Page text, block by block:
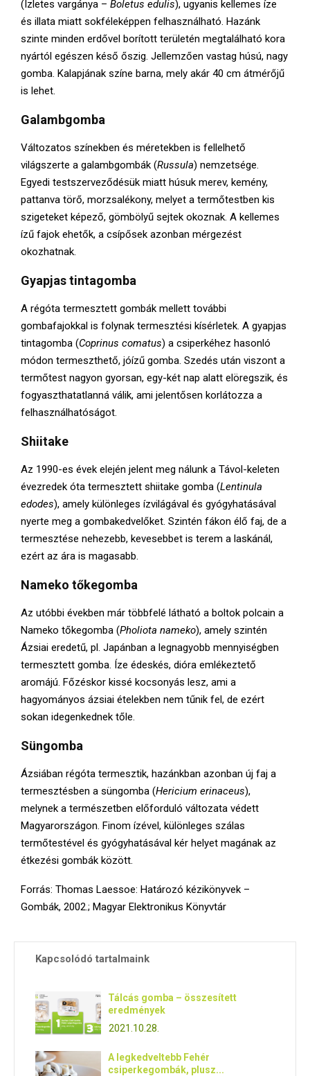
(Ízletes vargánya – Boletus edulis), ugyanis kellemes íze
és illata miatt sokféleképpen felhasználható. Hazánk
szinte minden erdővel borított területén megtalálható kora
nyártól egészen késő őszig. Jellemzően vastag húsú, nagy
gomba. Kalapjának színe barna, mely akár 40 cm átmérőjű
is lehet.
Galambgomba
Változatos színekben és méretekben is fellelhető
világszerte a galambgombák (Russula) nemzetsége.
Egyedi testszerveződésük miatt húsuk merev, kemény,
pattanva törő, morzsalékony, melyet a termőtestben kis
szigeteket képező, gömbölyű sejtek okoznak. A kellemes
ízű fajok ehetők, a csípősek azonban mérgezést
okozhatnak.
Gyapjas tintagomba
A régóta termesztett gombák mellett további
gombafajokkal is folynak termesztési kísérletek. A gyapjas
tintagomba (Coprinus comatus) a csiperkéhez hasonló
módon termeszthető, jóízű gomba. Szedés után viszont a
termőtest nagyon gyorsan, egy-két nap alatt elöregszik, és
fogyaszthatatlanná válik, ami jelentősen korlátozza a
felhasználhatóságot.
Shiitake
Az 1990-es évek elején jelent meg nálunk a Távol-keleten
évezredek óta termesztett shiitake gomba (Lentinula
edodes), amely különleges ízvilágával és gyógyhatásával
nyerte meg a gombakedvelőket. Szintén fákon élő faj, de a
termesztése nehezebb, kevesebbet is terem a laskánál,
ezért az ára is magasabb.
Nameko tőkegomba
Az utóbbi években már többfelé látható a boltok polcain a
Nameko tőkegomba (Pholiota nameko), amely szintén
Ázsiai eredetű, pl. Japánban a legnagyobb mennyiségben
termesztett gomba. Íze édeskés, dióra emlékeztető
aromájú. Főzéskor kissé kocsonyás lesz, ami a
hagyományos ázsiai ételekben nem tűnik fel, de ezért
sokan idegenkednek tőle.
Süngomba
Ázsiában régóta termesztik, hazánkban azonban új faj a
termesztésben a süngomba (Hericium erinaceus),
melynek a természetben előforduló változata védett
Magyarországon. Finom ízével, különleges szálas
termőtestével és gyógyhatásával kér helyet magának az
étkezési gombák között.
Forrás: Thomas Laessoe: Határozó kézikönyvek –
Gombák, 2002.; Magyar Elektronikus Könyvtár
Kapcsolódó tartalmaink
Tálcás gomba – összesített
eredmények
2021.10.28.
A legkedveltebb Fehér
csiperkegombák, plusz...